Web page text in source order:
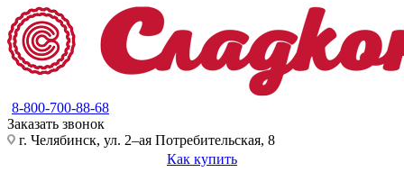
8-800-700-88-68
Заказать звонок
г. Челябинск, ул. 2–ая Потребительская, 8
Как купить